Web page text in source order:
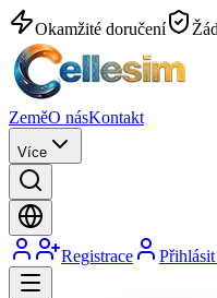
Okamžité doručení
ZeměO násKontakt
Více
Registrace Přihlásit